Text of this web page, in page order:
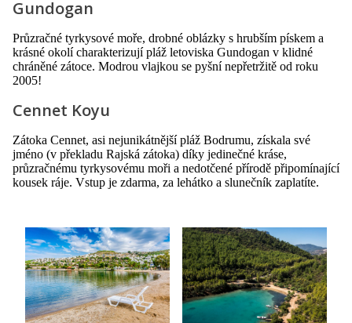
Gundogan
Průzračné tyrkysové moře, drobné oblázky s hrubším pískem a
krásné okolí charakterizují pláž letoviska Gundogan v klidné
chráněné zátoce. Modrou vlajkou se pyšní nepřetržitě od roku
2005!
Cennet Koyu
Zátoka Cennet, asi nejunikátnější pláž Bodrumu, získala své
jméno (v překladu Rajská zátoka) díky jedinečné kráse,
průzračnému tyrkysovému moři a nedotčené přírodě připomínající
kousek ráje. Vstup je zdarma, za lehátko a slunečník zaplatíte.